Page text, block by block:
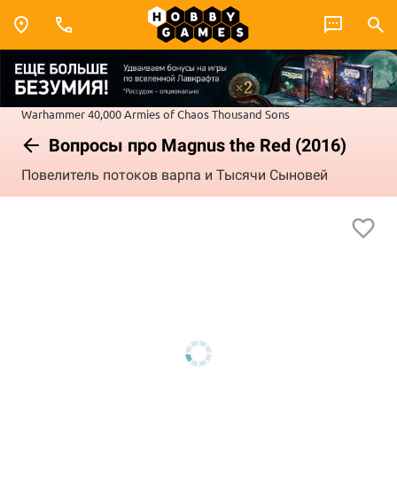
Warhammer 40,000Armies of ChaosThousand Sons
Вопросы про Magnus the Red (2016)
Повелитель потоков варпа и Тысячи Сыновей